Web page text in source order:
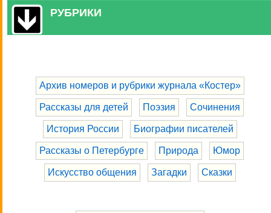
РУБРИКИ
Архив номеров и рубрики журнала «Костер»
Рассказы для детей Поэзия Сочинения
История России Биографии писателей
Рассказы о Петербурге Природа Юмор
Искусство общения Загадки Сказки